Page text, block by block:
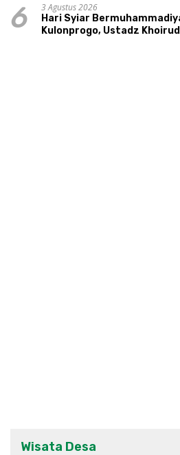
6
3 Agustus 2026
Hari Syiar
Kulonprogo, Ustadz
Wisata Desa